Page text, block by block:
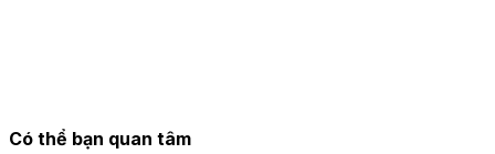
Có thể bạn quan tâm